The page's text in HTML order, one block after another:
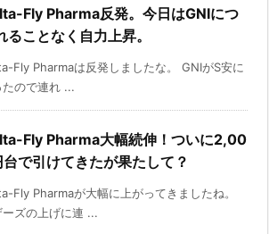
Fly Pharma反発。今日はGNIにつ
ることなく自力上昇。
Fly Pharmaは反発しましたな。 GNIがS安に
たので連れ ...
Fly Pharma大幅続伸！ついに2,00
で引けてきたが果たして？
Fly Pharmaが大幅に上がってきましたね。
ーズの上げに連 ...